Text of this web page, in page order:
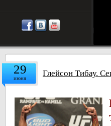
29
июня Глейсон Тибау.